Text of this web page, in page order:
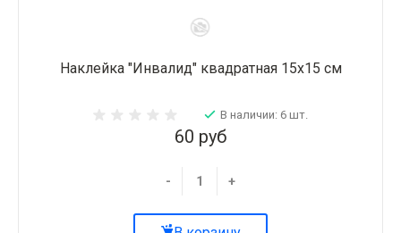
Наклейка "Инвалид" квадратная 15х15 см
В наличии: 6 шт.
60 руб
- +